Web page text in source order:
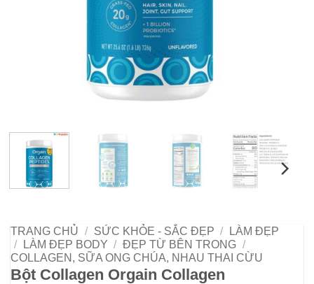
TRANG CHỦ / SỨC KHỎE - SẮC ĐẸP /
LÀM ĐẸP
/
LÀM ĐẸP BODY / ĐẸP TỪ BÊN TRONG /
COLLAGEN, SỮA ONG CHÚA, NHAU THAI CỪU
Bột Collagen Orgain Collagen